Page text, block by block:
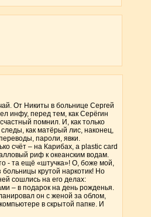
От Никиты в больнице Сергей
инфу, перед тем, как Серёгин
помнил. И, как только
как матёрый лис, наконец,
пароли, явки.
счёт – на Карибах, а plastic card
риф к океанским водам.
- та ещё «штучка»! О, боже мой,
крутой наркотик! Но
сошлись на его делах:
– в подарок на день рожденья.
он с женой за облом,
в скрытой папке. И